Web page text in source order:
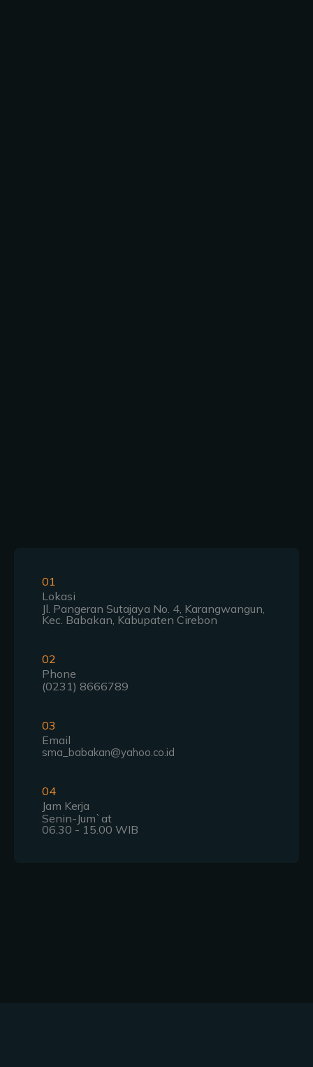
01
Lokasi
Jl. Pangeran Sutajaya No. 4, Karangwangun,
Kec. Babakan, Kabupaten Cirebon
02
Phone
(0231) 8666789
03
Email
sma_babakan@yahoo.co.id
04
Jam Kerja
Senin-Jum`at
06.30 - 15.00 WIB